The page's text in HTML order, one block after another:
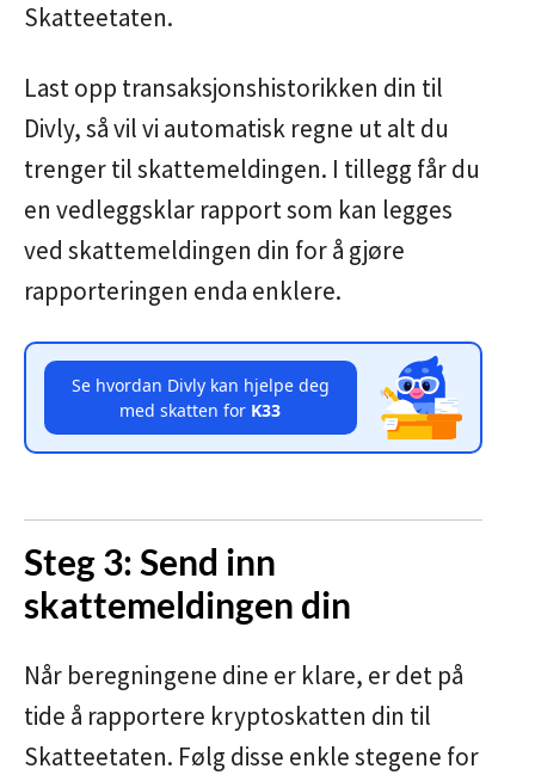
Skatteetaten.
Last opp transaksjonshistorikken din til
Divly, så vil vi automatisk regne ut alt du
trenger til skattemeldingen. I tillegg får du
en vedleggsklar rapport som kan legges
ved skattemeldingen din for å gjøre
rapporteringen enda enklere.
Se hvordan Divly kan hjelpe deg
med skatten for K33
Steg 3: Send inn
skattemeldingen din
Når beregningene dine er klare, er det på
tide å rapportere kryptoskatten din til
Skatteetaten. Følg disse enkle stegene for